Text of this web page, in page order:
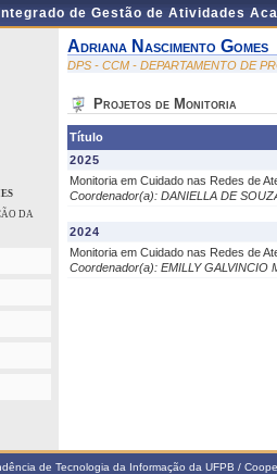
de Gestão de Atividades
DA
Adriana Nascimento Gomes
DPS - CCM - DEPARTAMENTO DE
Projetos de Monitoria
Título
2025
Monitoria em Cuidado nas Redes de
Coordenador(a): DANIELLA DE
2024
Monitoria em Cuidado nas Redes de
Coordenador(a): EMILLY GALVINCIO
de Tecnologia da Informação da UFPB /